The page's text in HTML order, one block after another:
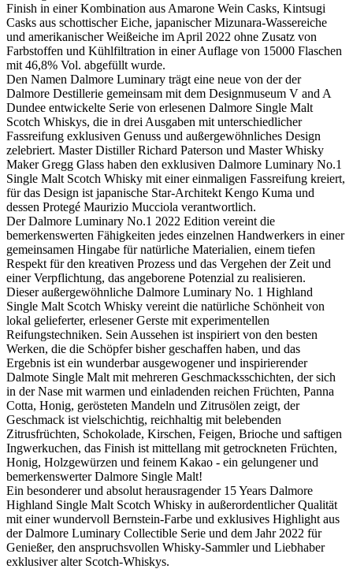
Finish in einer Kombination aus Amarone Wein Casks, Kintsugi
Casks aus schottischer Eiche, japanischer Mizunara-Wassereiche
und amerikanischer Weißeiche im April 2022 ohne Zusatz von
Farbstoffen und Kühlfiltration in einer Auflage von 15000 Flaschen
mit 46,8% Vol. abgefüllt wurde.
Den Namen Dalmore Luminary trägt eine neue von der der
Dalmore Destillerie gemeinsam mit dem Designmuseum V and A
Dundee entwickelte Serie von erlesenen Dalmore Single Malt
Scotch Whiskys, die in drei Ausgaben mit unterschiedlicher
Fassreifung exklusiven Genuss und außergewöhnliches Design
zelebriert. Master Distiller Richard Paterson und Master Whisky
Maker Gregg Glass haben den exklusiven Dalmore Luminary No.1
Single Malt Scotch Whisky mit einer einmaligen Fassreifung kreiert,
für das Design ist japanische Star-Architekt Kengo Kuma und
dessen Protegé Maurizio Mucciola verantwortlich.
Der Dalmore Luminary No.1 2022 Edition vereint die
bemerkenswerten Fähigkeiten jedes einzelnen Handwerkers in einer
gemeinsamen Hingabe für natürliche Materialien, einem tiefen
Respekt für den kreativen Prozess und das Vergehen der Zeit und
einer Verpflichtung, das angeborene Potenzial zu realisieren.
Dieser außergewöhnliche Dalmore Luminary No. 1 Highland
Single Malt Scotch Whisky vereint die natürliche Schönheit von
lokal gelieferter, erlesener Gerste mit experimentellen
Reifungstechniken. Sein Aussehen ist inspiriert von den besten
Werken, die die Schöpfer bisher geschaffen haben, und das
Ergebnis ist ein wunderbar ausgewogener und inspirierender
Dalmote Single Malt mit mehreren Geschmacksschichten, der sich
in der Nase mit warmen und einladenden reichen Früchten, Panna
Cotta, Honig, gerösteten Mandeln und Zitrusölen zeigt, der
Geschmack ist vielschichtig, reichhaltig mit belebenden
Zitrusfrüchten, Schokolade, Kirschen, Feigen, Brioche und saftigen
Ingwerkuchen, das Finish ist mittellang mit getrockneten Früchten,
Honig, Holzgewürzen und feinem Kakao - ein gelungener und
bemerkenswerter Dalmore Single Malt!
Ein besonderer und absolut herausragender 15 Years Dalmore
Highland Single Malt Scotch Whisky in außerordentlicher Qualität
mit einer wundervoll Bernstein-Farbe und exklusives Highlight aus
der Dalmore Luminary Collectible Serie und dem Jahr 2022 für
Genießer, den anspruchsvollen Whisky-Sammler und Liebhaber
exklusiver alter Scotch-Whiskys.